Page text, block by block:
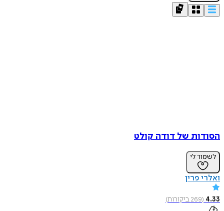
הסודות של דודה קולט
לשמור לי
ואלרי פרין
4.33
(
269ביקורות)